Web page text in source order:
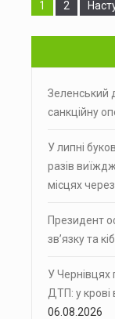
1 Сторінка
2
Зеленський
санкційну
У липні
разів
місцях
Президент
зв’язку та
У Чернівцях
ДТП: у крові
06.08.2026